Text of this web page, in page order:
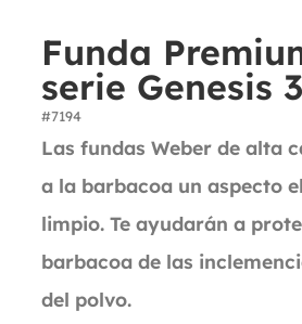
Funda
serie Genesis
#7194
Las fundas Weber de alta
a la barbacoa un aspecto
limpio. Te ayudarán a
barbacoa de las
del polvo.